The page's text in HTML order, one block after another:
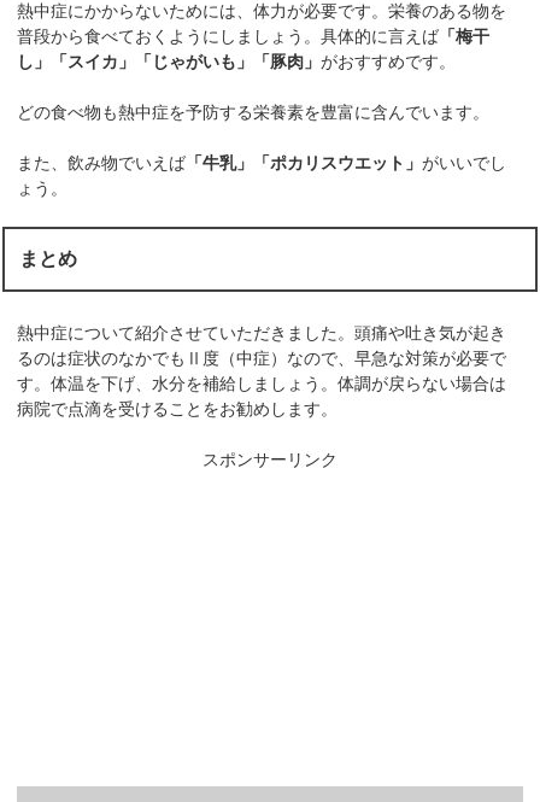
熱中症にかからないためには、体力が必要です。栄養のある物を
普段から食べておくようにしましょう。具体的に言えば 「梅干
し」「スイカ」「じゃがいも」「豚肉」がおすすめです。
どの食べ物も熱中症を予防する栄養素を豊富に含んでいます。
また、飲み物でいえば 「牛乳」「ポカリスウエット」がいいでし
ょう。
まとめ
熱中症について紹介させていただきました。頭痛や吐き気が起き
るのは症状のなかでもⅡ度（中症）なので、早急な対策が必要で
す。体温を下げ、水分を補給しましょう。体調が戻らない場合は
病院で点滴を受けることをお勧めします。
スポンサーリンク